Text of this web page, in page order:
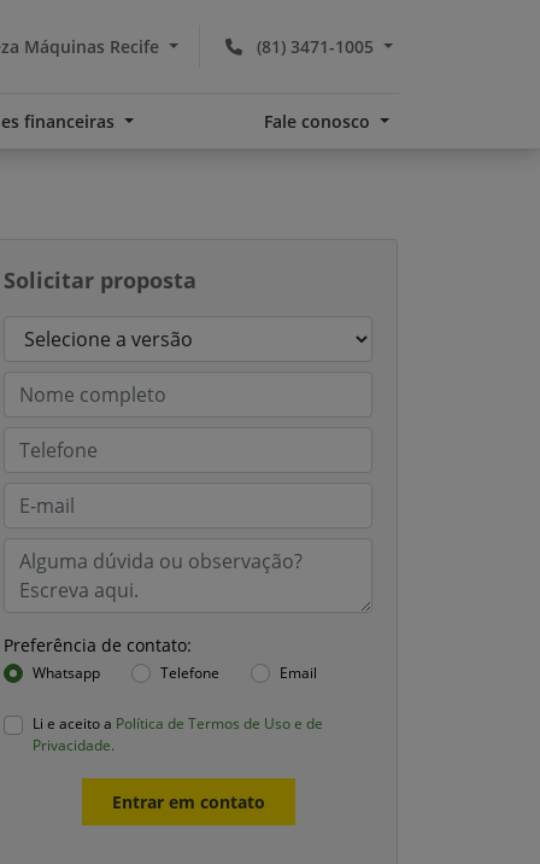
(81) 3471-1005
Máquinas Recife
financeiras Fale conosco
Solicitar proposta
Preferência de contato:
Whatsapp Telefone Email
Li e aceito a Política de Termos de Uso e de
Privacidade.
Entrar em contato